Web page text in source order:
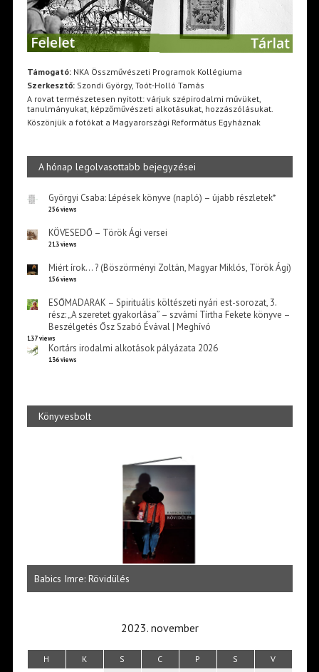
Támogató:NKA Összművészeti Programok Kollégiuma
Szerkesztő:Szondi György, Toót-Holló Tamás
A rovat természetesen nyitott: várjuk szépirodalmi művüket,
tanulmányukat, képzőművészeti alkotásukat, hozzászólásukat.
Köszönjük a fotókat a Magyarországi Református Egyháznak
A hónap legolvasottabb bejegyzései
Györgyi Csaba: Lépések könyve (napló) – újabb részletek*
256 views
KÖVESEDŐ – Török Ági versei
213 views
Miért írok… ? (Böszörményi Zoltán, Magyar Miklós, Török Ági)
156 views
ESŐMADARAK – Spirituális költészeti nyári est-sorozat, 3.
rész: „A szeretet gyakorlása” – szvámí Tírtha Fekete könyve –
Beszélgetés Ősz Szabó Évával | Meghívó
137 views
Kortárs irodalmi alkotások pályázata 2026
136 views
Könyvesbolt
Babics Imre: Rövidülés
2023. november
H K S C P S V